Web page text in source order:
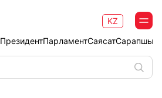
ПрезидентПарламентСаясат
KZ